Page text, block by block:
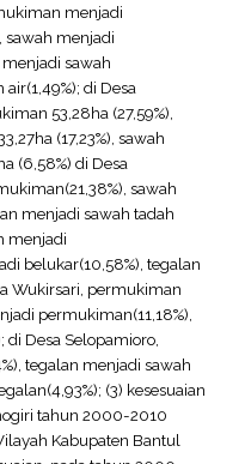
menjadi
sawah menjadi
sawah
di Desa
53,28ha (27,59%),
(17,23%), sawah
(6,58%) di Desa
sawah
menjadi sawah tadah
menjadi
belukar(10,58%), tegalan
Wukirsari, permukiman
permukiman(11,18%),
Desa Selopamioro,
tegalan menjadi sawah
(3) kesesuaian
tahun 2000-2010
Kabupaten Bantul